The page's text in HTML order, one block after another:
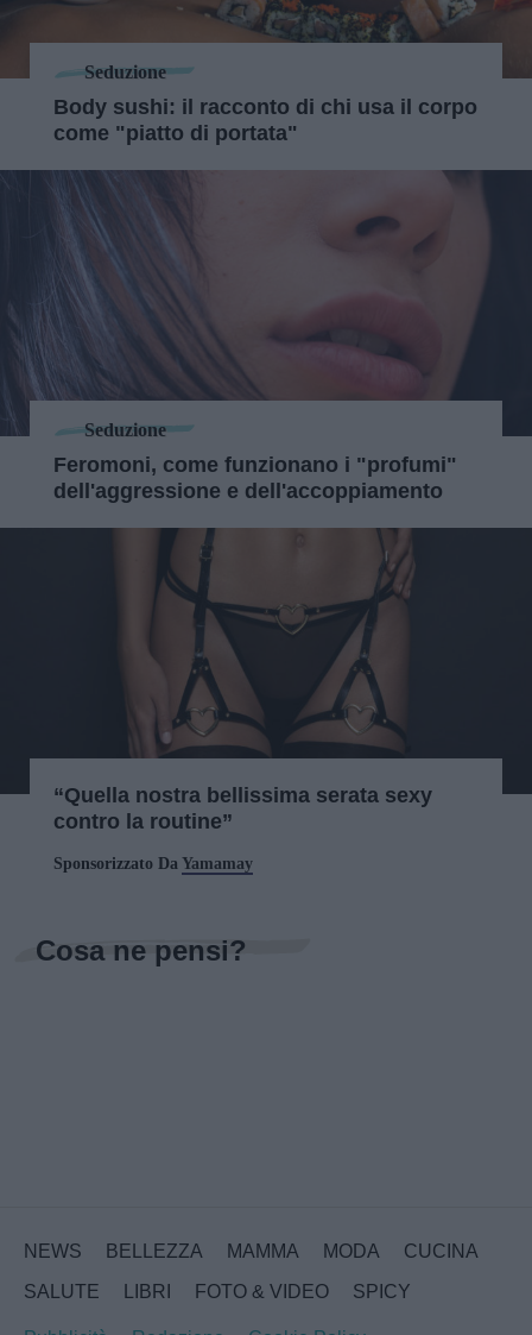
Seduzione
Body sushi: il racconto di chi usa il corpo
come "piatto di portata"
Seduzione
Feromoni, come funzionano i "profumi"
dell'aggressione e dell'accoppiamento
“Quella nostra bellissima serata sexy
contro la routine”
Sponsorizzato Da Yamamay
Cosa ne pensi?
NEWS BELLEZZA MAMMA MODA
CUCINA
SALUTE
LIBRI FOTO & VIDEO SPICY